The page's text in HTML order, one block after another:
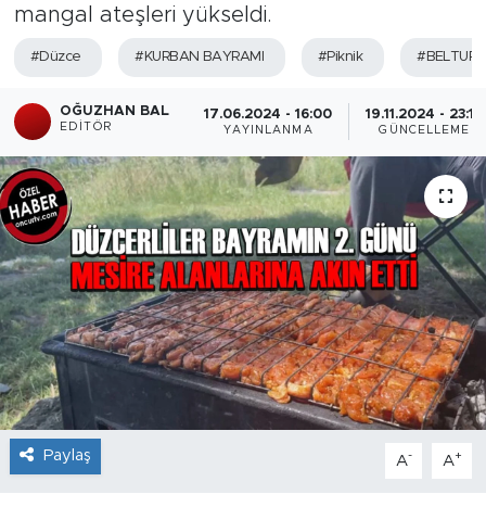
mangal ateşleri yükseldi.
#Düzce #KURBAN BAYRAMI #Piknik #BELTUR
OĞUZHAN BAL
EDITÖR
17.06.2024 - 16:00
YAYINLANMA
19.11.2024 - 23:15
GÜNCELLEME
Paylaş A- A+